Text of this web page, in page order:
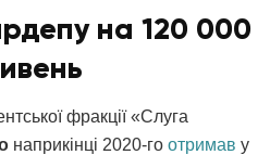
на 120 000
фракції «Слуга
наприкінці 2020-го отримав у